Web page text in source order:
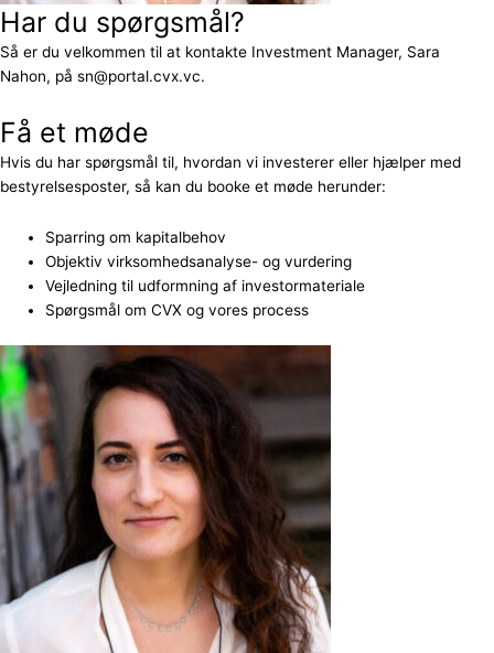
Har du spørgsmål?
Så er du velkommen til at kontakte Investment Manager, Sara
Nahon, på sn@portal.cvx.vc.
Få et møde
Hvis du har spørgsmål til, hvordan vi investerer eller hjælper med
bestyrelsesposter, så kan du booke et møde herunder:
Sparring om kapitalbehov
Objektiv virksomhedsanalyse- og vurdering
Vejledning til udformning af investormateriale
Spørgsmål om CVX og vores process